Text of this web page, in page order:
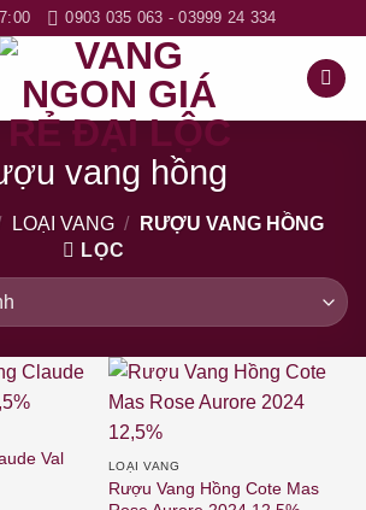
0903 035 063 - 03999 24 334
vang hồng
LOẠI VANG /
RƯỢU VANG HỒNG
LỌC
Val
LOẠI VANG
Rượu Vang Hồng Cote Mas